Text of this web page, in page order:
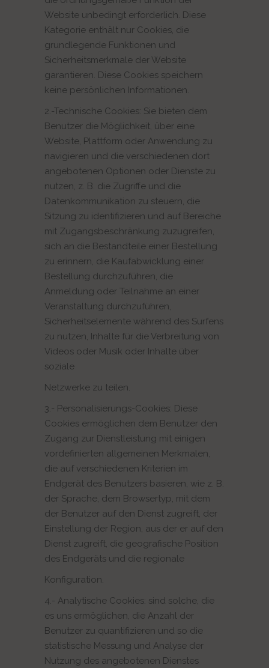
Website unbedingt erforderlich. Diese
Kategorie enthält nur Cookies, die
grundlegende Funktionen und
Sicherheitsmerkmale der Website
garantieren. Diese Cookies speichern
keine persönlichen Informationen.
2.-Technische Cookies: Sie bieten dem
Benutzer die Möglichkeit, über eine
Website, Plattform oder Anwendung zu
navigieren und die verschiedenen dort
angebotenen Optionen oder Dienste zu
nutzen, z. B. die Zugriffe und die
Datenkommunikation zu steuern, die
Sitzung zu identifizieren und auf Bereiche
mit Zugangsbeschränkung zuzugreifen,
sich an die Bestandteile einer Bestellung
zu erinnern, die Kaufabwicklung einer
Bestellung durchzuführen, die
Anmeldung oder Teilnahme an einer
Veranstaltung durchzuführen,
Sicherheitselemente während des Surfens
zu nutzen, Inhalte für die Verbreitung von
Videos oder Musik oder Inhalte über
soziale
Netzwerke zu teilen.
3.- Personalisierungs-Cookies: Diese
Cookies ermöglichen dem Benutzer den
Zugang zur Dienstleistung mit einigen
vordefinierten allgemeinen Merkmalen,
die auf verschiedenen Kriterien im
Endgerät des Benutzers basieren, wie z. B.
der Sprache, dem Browsertyp, mit dem
der Benutzer auf den Dienst zugreift, der
Einstellung der Region, aus der er auf den
Dienst zugreift, die geografische Position
des Endgeräts und die regionale
Konfiguration.
4.- Analytische Cookies: sind solche, die
es uns ermöglichen, die Anzahl der
Benutzer zu quantifizieren und so die
statistische Messung und Analyse der
Nutzung des angebotenen Dienstes